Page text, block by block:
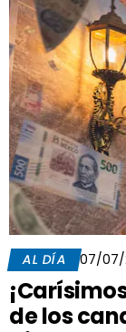
AL DÍA 07/07/
de los